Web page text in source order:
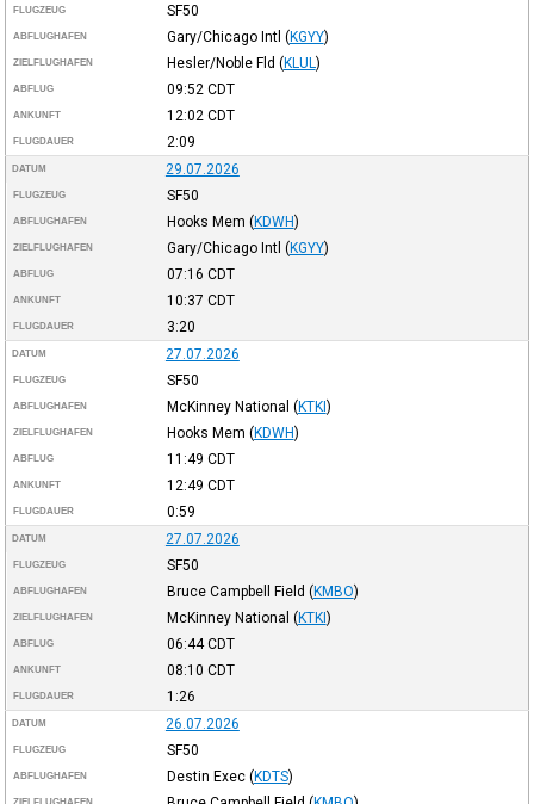
FLUGZEUG SF50
ABFLUGHAFEN Gary/Chicago Intl (KGYY)
ZIELFLUGHAFEN Hesler/Noble Fld (KLUL )
ABFLUG 09:52 CDT
ANKUNFT 12:02 CDT
FLUGDAUER 2:09
DATUM 29.07.2026
FLUGZEUG SF50
ABFLUGHAFEN Hooks Mem (KDWH)
ZIELFLUGHAFEN Gary/Chicago Intl (KGYY)
ABFLUG 07:16 CDT
ANKUNFT 10:37 CDT
FLUGDAUER 3:20
DATUM 27.07.2026
FLUGZEUG SF50
ABFLUGHAFEN McKinney National (KTKI)
ZIELFLUGHAFEN Hooks Mem (KDWH)
ABFLUG 11:49 CDT
ANKUNFT 12:49 CDT
FLUGDAUER 0:59
DATUM 27.07.2026
FLUGZEUG SF50
ABFLUGHAFEN Bruce Campbell Field (KMBO)
ZIELFLUGHAFEN McKinney National (KTKI)
ABFLUG 06:44CDT
ANKUNFT 08:10 CDT
FLUGDAUER 1:26
DATUM 26.07.2026
FLUGZEUG SF50
ABFLUGHAFEN Destin Exec (KDTS)